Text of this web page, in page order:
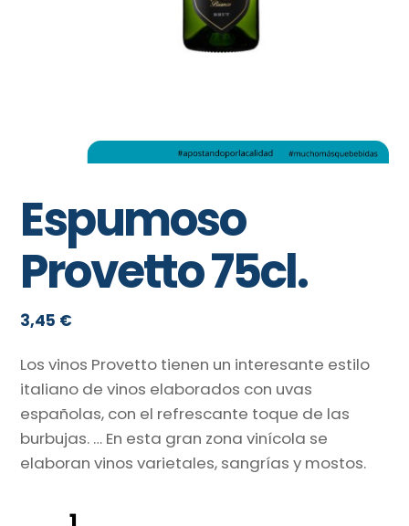
Espumoso
Provetto 75cl.
3,45 €
Los vinos Provetto tienen un interesante estilo
italiano de vinos elaborados con uvas
españolas, con el refrescante toque de las
burbujas. … En esta gran zona vinícola se
elaboran vinos varietales, sangrías y mostos.